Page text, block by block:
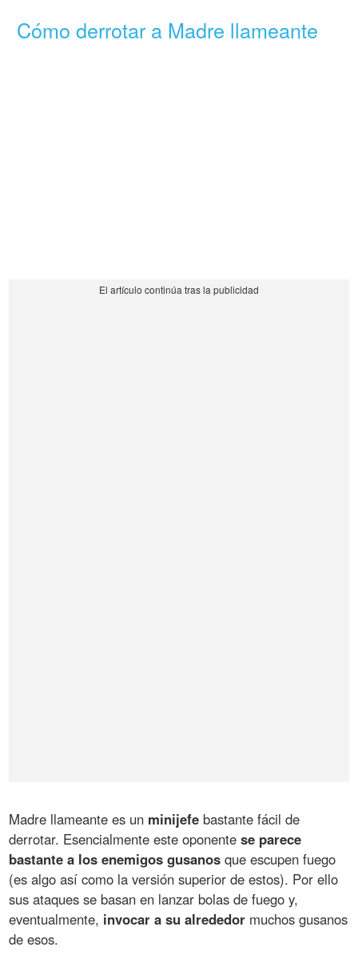
Cómo derrotar a Madre llameante
Madre llameante es un minijefe bastante fácil de
derrotar. Esencialmente este oponentese parece
bastante a los enemigos gusanos que escupen fuego
(es algo así como la versión superior de estos). Por ello
sus ataques se basan en lanzar bolas de fuego y,
eventualmente, invocar a su alrededor muchos gusanos
de esos.